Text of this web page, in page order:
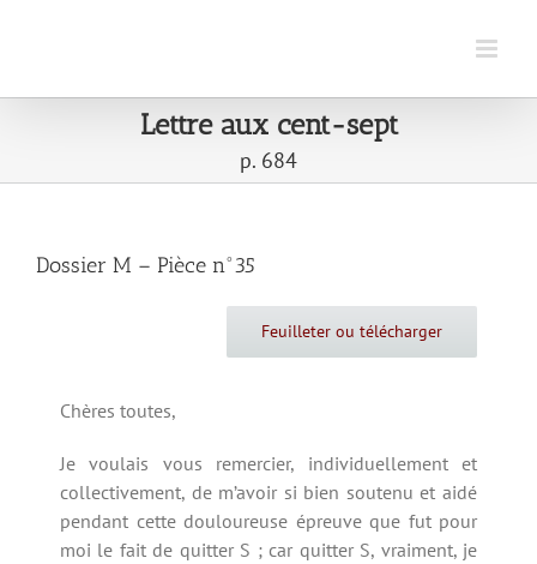
Lettre aux cent-sept
p. 684
Dossier M – Pièce n°35
Feuilleter ou télécharger
Chères toutes,
Je voulais vous remercier, individuellement et
collectivement, de m’avoir si bien soutenu et aidé
pendant cette douloureuse épreuve que fut pour
moi le fait de quitter S ; car quitter S, vraiment, je